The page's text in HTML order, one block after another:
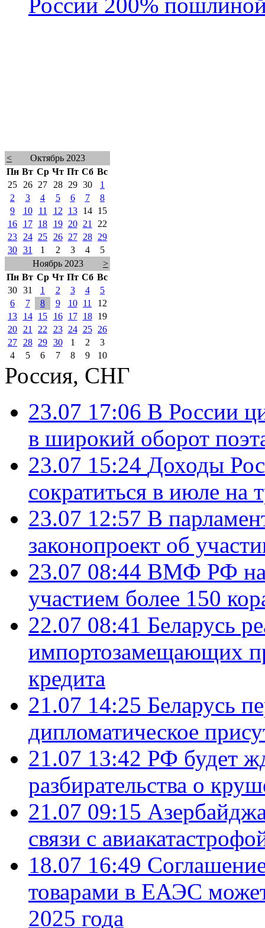
<
Октябрь 2023
Пн Вт Ср Чт Пт Сб Вс
25
26 27 28 29 30
1
2
3 4 5 6 7
8
9
10 11 12 13 14
15
16
17 18 19 20 21
22
23
24 25 26 27 28
29
30 31 1 2 3 4
5
Ноябрь 2023
>
Пн Вт Ср Чт Пт Сб Вс
30 31 1 2 3 4
5
6
7 8 9 10 11
12
13
14 15 16 17 18
19
20
21 22 23 24 25
26
27
28 29 30 1 2
3
4
5 6 7 8 9 10
Россия, СНГ
23.07 17:06 В России
в широкий оборот
23.07 15:24 Доходы
сократиться в июле на
23.07 12:57 В
законопроект об
23.07 08:44 ВМФ РФ
участием более 150
22.07 08:41 Беларусь
импортозамещающих
кредита
21.07 14:25 Беларусь
дипломатическое
21.07 13:42 РФ будет
разбирательства о
21.07 09:15
связи с
18.07 16:49
товарами в ЕАЭС
2025 года